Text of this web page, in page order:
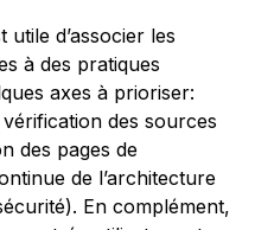
d’associer les
à des pratiques
axes à prioriser:
des sources
des pages de
de l’architecture
En complément,